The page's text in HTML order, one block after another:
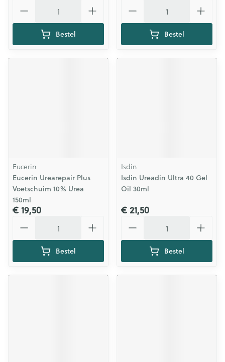
Bestel Bestel
Eucerin
Eucerin Urearepair Plus
Voetschuim 10% Urea
150ml
€ 19,50
Bestel
Isdin
Isdin Ureadin Ultra 40 Gel
Oil 30ml
€ 21,50
Bestel